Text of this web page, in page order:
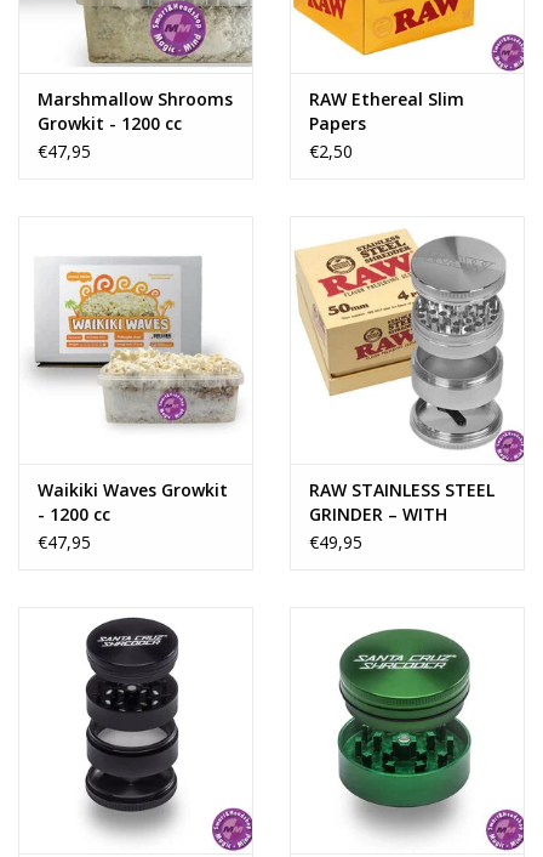
Marshmallow Shrooms
Growkit - 1200 cc
€47,95
RAW Ethereal Slim
Papers
€2,50
Waikiki Waves Growkit
- 1200 cc
€47,95
RAW STAINLESS STEEL
GRINDER – WITH
MAGNET AND SIFTER
€49,95